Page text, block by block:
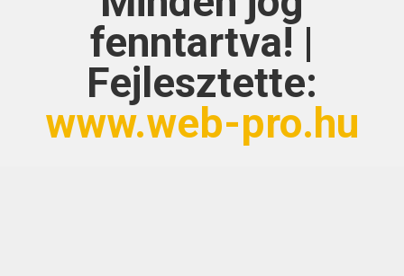
fenntartva! |
Fejlesztette:
www.web-pro.hu